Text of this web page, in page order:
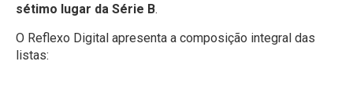
sétimo lugar da Série B.
O Reflexo Digital apresenta a composição integral das
listas: